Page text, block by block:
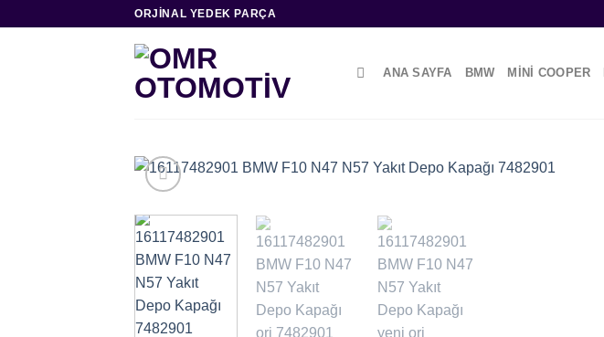
ORJINAL YEDEK PARÇA
ANA SAYFA BMW MİNİ COOPER